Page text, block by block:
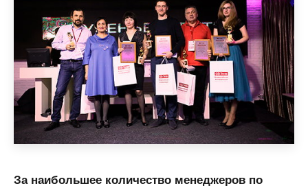
За наибольшее количество менеджеров по